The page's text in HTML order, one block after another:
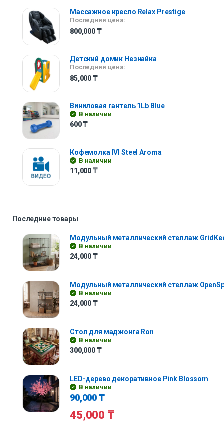
Массажное кресло Relax Prestige
Последняя цена:
800,000 ₸
Детский домик Незнайка
Последняя цена:
85,000 ₸
Виниловая гантель 1Lb Blue
В наличии
600₸
Кофемолка IVI Steel Aroma
В наличии
11,000 ₸
Последние товары
Модульный металлический стеллаж
В наличии
24,000 ₸
Модульный металлический стеллаж
В наличии
24,000 ₸
Стол для маджонга Ron
В наличии
300,000 ₸
LED-дерево декоративное Pink Blossom
В наличии
90,000₸
45,000 ₸